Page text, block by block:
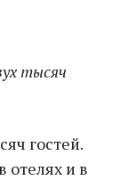
тысяч
гостей.
отелях и в